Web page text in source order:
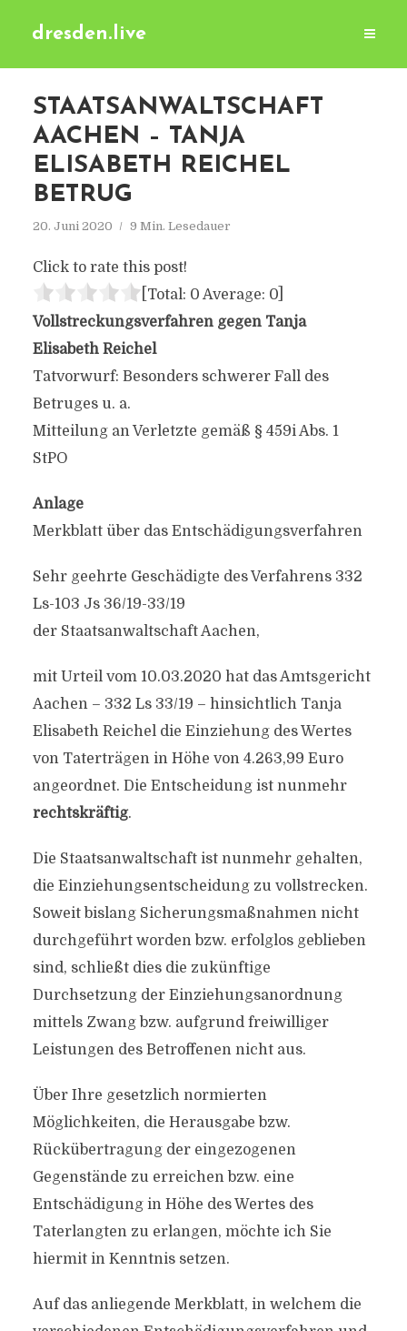
dresden.live
STAATSANWALTSCHAFT
AACHEN – TANJA
ELISABETH REICHEL
BETRUG
20. Juni 2020 9 Min. Lesedauer
Click to rate this post!
[Total: 0 Average: 0]
Vollstreckungsverfahren gegen Tanja
Elisabeth Reichel
Tatvorwurf: Besonders schwerer Fall des
Betruges u. a.
Mitteilung an Verletzte gemäß § 459i Abs. 1
StPO
Anlage
Merkblatt über das Entschädigungsverfahren
Sehr geehrte Geschädigte des Verfahrens 332
Ls-103 Js 36/19-33/19
der Staatsanwaltschaft Aachen,
mit Urteil vom 10.03.2020 hat das Amtsgericht
Aachen – 332 Ls 33/19 – hinsichtlich Tanja
Elisabeth Reichel die Einziehung des Wertes
von Taterträgen in Höhe von 4.263,99 Euro
angeordnet. Die Entscheidung ist nunmehr
rechtskräftig.
Die Staatsanwaltschaft ist nunmehr gehalten,
die Einziehungsentscheidung zu vollstrecken.
Soweit bislang Sicherungsmaßnahmen nicht
durchgeführt worden bzw. erfolglos geblieben
sind, schließt dies die zukünftige
Durchsetzung der Einziehungsanordnung
mittels Zwang bzw. aufgrund freiwilliger
Leistungen des Betroffenen nicht aus.
Über Ihre gesetzlich normierten
Möglichkeiten, die Herausgabe bzw.
Rückübertragung der eingezogenen
Gegenstände zu erreichen bzw. eine
Entschädigung in Höhe des Wertes des
Taterlangten zu erlangen, möchte ich Sie
hiermit in Kenntnis setzen.
Auf das anliegende Merkblatt, in welchem die